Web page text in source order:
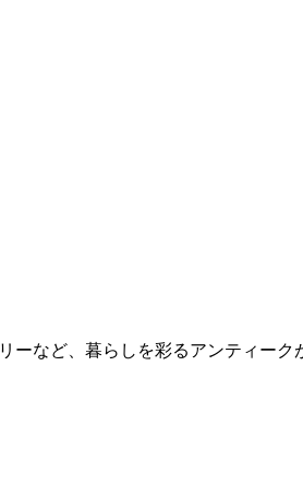
など、暮らしを彩るアンティーク